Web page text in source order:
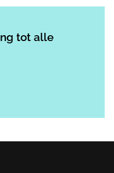
tot alle